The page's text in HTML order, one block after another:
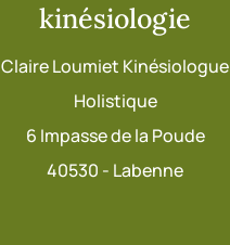
kinésiologie
Claire Loumiet Kinésiologue
Holistique
6 Impasse de la Poude
40530 - Labenne